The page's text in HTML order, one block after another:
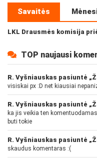
Savaitės
TOP naujausi
visiskai px :D net kiausiai
ka jis veikia ten
buti tokie
skaudus komentaras :(